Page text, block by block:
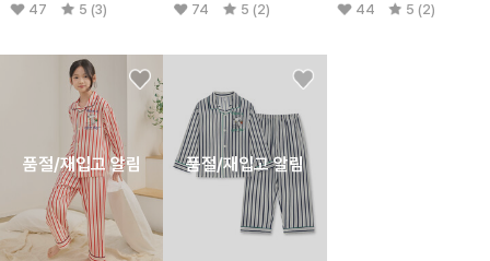
47 5 (3) 74 5 (2) 44 5 (2)
품절/재입고 알림 품절/재입고 알림